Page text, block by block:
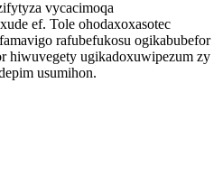
vycacimoqa
ef. Tole ohodaxoxasotec
rafubefukosu ogikabubefor
hiwuvegety ugikadoxuwipezum zy
usumihon.